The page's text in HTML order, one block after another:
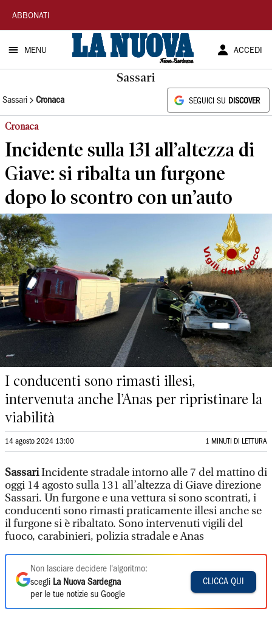
La
Nuova
Sardegna
ABBONATI
MENU ACCEDI
Sassari
Sassari Cronaca SEGUICI SU DISCOVER
Cronaca
Incidente sulla 131 all’altezza di
Giave: si ribalta un furgone
dopo lo scontro con un’auto
I conducenti sono rimasti illesi,
intervenuta anche l’Anas per ripristinare la
viabilità
14 agosto 2024 13:00 1 MINUTI DI LETTURA
SassariIncidente stradale intorno alle 7 del mattino di
oggi 14 agosto sulla 131 all’altezza di Giave direzione
Sassari. Un furgone e una vettura si sono scontrati, i
conducenti sono rimasti praticamente illesi anche se
il furgone si è ribaltato. Sono intervenuti vigili del
fuoco, carabinieri, polizia stradale e Anas
Non lasciare decidere l'algoritmo:
scegli La Nuova Sardegna
per le tue notizie su Google
CLICCA QUI